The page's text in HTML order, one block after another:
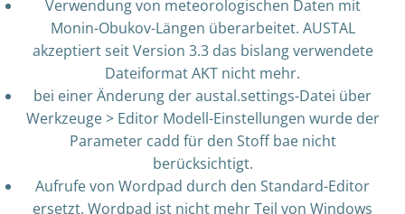
Verwendung von meteorologischen Daten mit
Monin-Obukov-Längen überarbeitet. AUSTAL
akzeptiert seit Version 3.3 das bislang verwendete
Dateiformat AKT nicht mehr.
bei einer Änderung der austal.settings-Datei über
Werkzeuge > Editor Modell-Einstellungen wurde der
Parameter cadd für den Stoff bae nicht
berücksichtigt.
Aufrufe von Wordpad durch den Standard-Editor
ersetzt. Wordpad ist nicht mehr Teil von Windows